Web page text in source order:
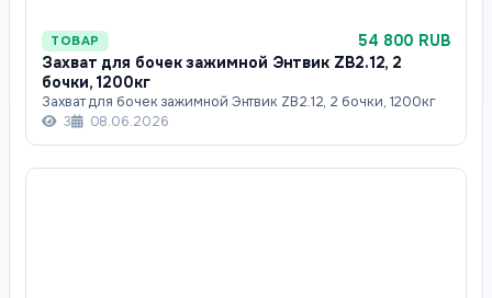
ТОВАР
54 800 RUB
Захват для бочек зажимной Энтвик ZB2.12, 2
бочки, 1200кг
Захват для бочек зажимной Энтвик ZB2.12, 2 бочки, 1200кг
3
08.06.2026